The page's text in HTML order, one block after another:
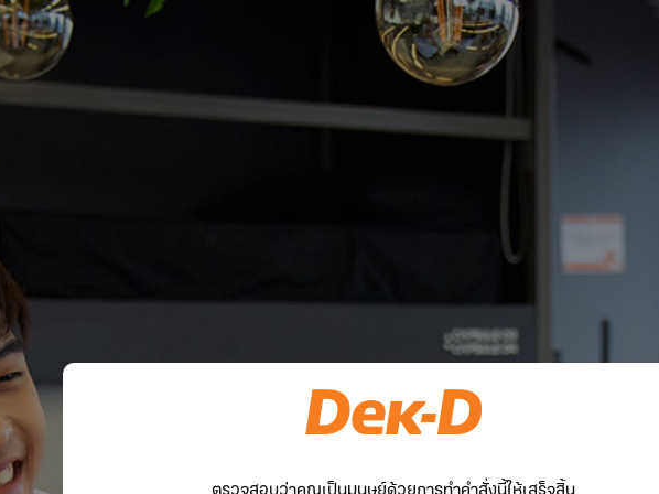
ตรวจสอบว่าคุณเป็นมนุษย์ด้วยการทำคำสั่งนี้ให้เสร็จสิ้น